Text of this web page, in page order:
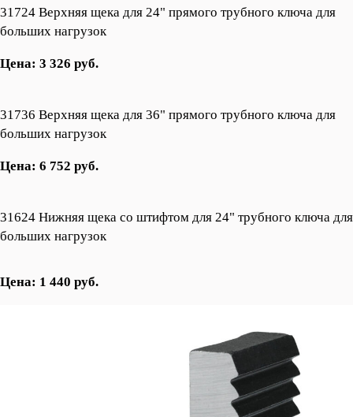
31724 Верхняя щека для 24" прямого трубного ключа для
больших нагрузок
Цена: 3 326 руб.
31736 Верхняя щека для 36" прямого трубного ключа для
больших нагрузок
Цена: 6 752 руб.
31624 Нижняя щека со штифтом для 24" трубного ключа для
больших нагрузок
Цена: 1 440 руб.